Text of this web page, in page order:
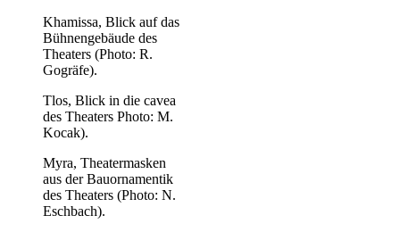
Khamissa, Blick auf das
Bühnengebäude des
Theaters (Photo: R.
Gogräfe).
Tlos, Blick in die cavea
des Theaters Photo: M.
Kocak).
Myra, Theatermasken
aus der Bauornamentik
des Theaters (Photo: N.
Eschbach).